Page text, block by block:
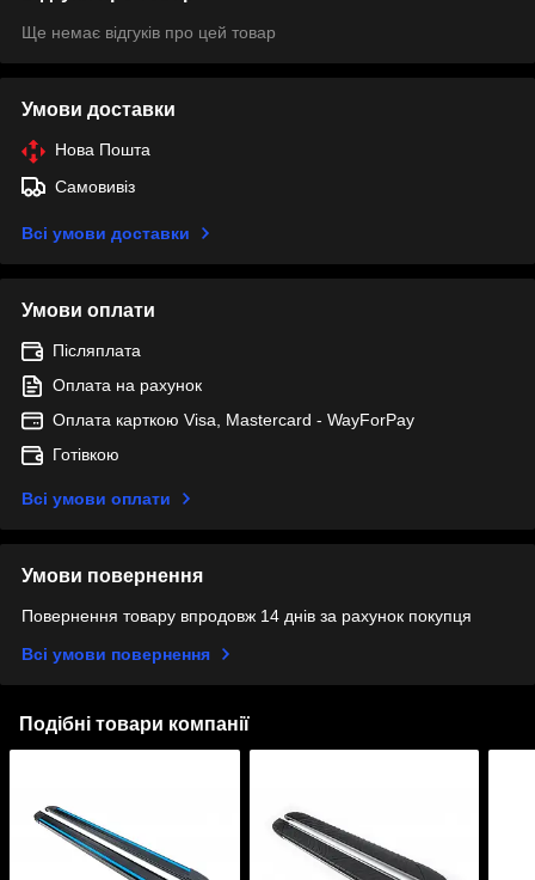
Ще немає відгуків про цей товар
Умови доставки
Нова Пошта
Самовивіз
Всі умови доставки
Умови оплати
Післяплата
Оплата на рахунок
Оплата карткою Visa, Mastercard - WayForPay
Готівкою
Всі умови оплати
Умови повернення
Повернення товару впродовж 14 днів за рахунок покупця
Всі умови повернення
Подібні товари компанії